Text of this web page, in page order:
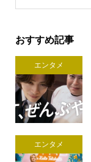
おすすめ記事
エンタメ
エンタメ